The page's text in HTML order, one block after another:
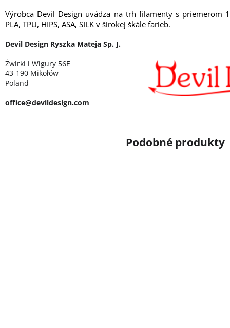
Výrobca Devil Design uvádza na trh filamenty s priemerom
PLA, TPU, HIPS, ASA, SILK v širokej škále farieb.
Devil Design Ryszka Mateja Sp. J.
Żwirki i Wigury 56E
43-190 Mikołów
Poland
office@devildesign.com